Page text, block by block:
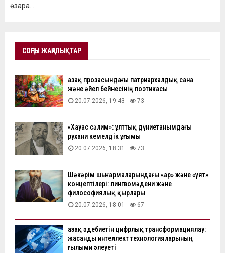
өзара...
СОҢҒЫ ЖАҢАЛЫҚТАР
Қазақ прозасындағы патриархалдық сана
және әйел бейнесінің поэтикасы
20.07.2026, 19:43 73
«Хауас сәлим»: ұлттық дүниетанымдағы
рухани кемелдік ұғымы
20.07.2026, 18:31 73
Шәкәрім шығармаларындағы «ар» және «ұят»
концептілері: лингвомәдени және
философиялық қырлары
20.07.2026, 18:01 67
Қазақ әдебиетін цифрлық трансформациялау:
жасанды интеллект технологияларының
ғылыми әлеуеті